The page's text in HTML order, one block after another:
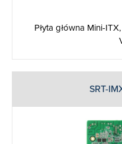
Płyta główna Mini-
SRT-